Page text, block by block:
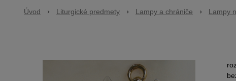
Úvod Liturgické predmety Lampy a chrániče Lampy